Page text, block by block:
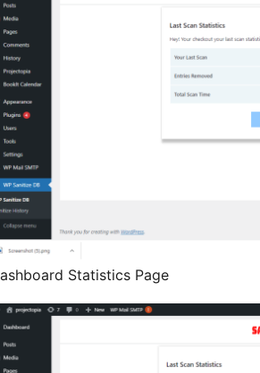
Statistics Page